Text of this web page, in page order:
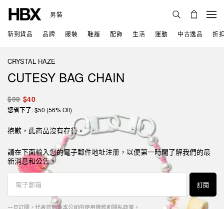
男裝
新到貨品 品牌 服裝 鞋履 配飾 生活 運動 中古逸品 折
CRYSTAL HAZE
CUTESY BAG CHAIN
$90 $40
您省下了: $50 (56% Off)
抱歉，此商品沒有存貨。
請在下面輸入您的電子郵件地址注册，以便第一時間了解我們的最
新消息和公告。
訂閱
一旦訂閱，代表您同意本公司的使用條款和隱私政策 。